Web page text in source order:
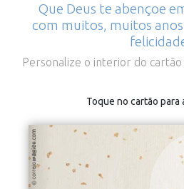
Que Deus te abençoe
com muitos, muitos
Personalize o interior do
Toque no cartão para